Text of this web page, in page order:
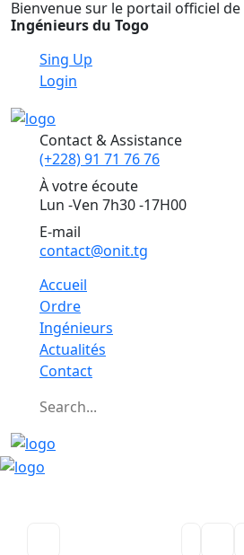
Bienvenue sur le portail officiel de
Ingénieurs du Togo
Sing Up
Login
Contact & Assistance
(+228) 91 71 76 76
À votre écoute
Lun -Ven 7h30 -17H00
E-mail
contact@onit.tg
Accueil
Ordre
Ingénieurs
Actualités
Contact